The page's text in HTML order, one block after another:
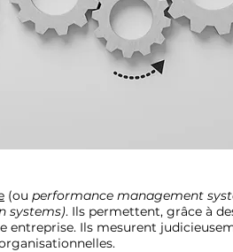
(ou performance management
systems). Ils permettent, grâce à
entreprise. Ils mesurent